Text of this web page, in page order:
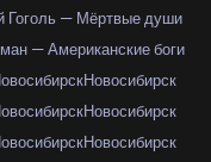
Гоголь — Мёртвые души
— Американские боги
Новосибирск
Новосибирск
Новосибирск